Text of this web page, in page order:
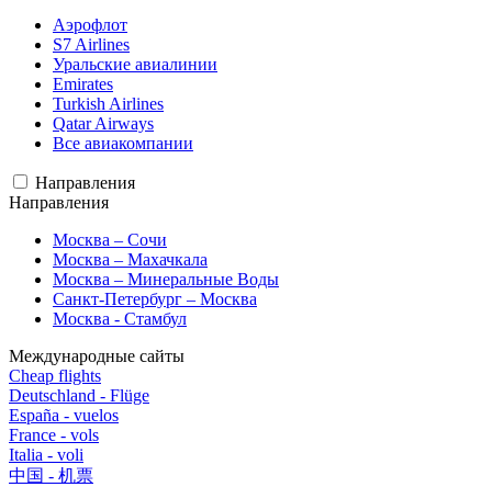
Аэрофлот
S7 Airlines
Уральские авиалинии
Emirates
Turkish Airlines
Qatar Airways
Все авиакомпании
Направления
Направления
Москва – Сочи
Москва – Махачкала
Москва – Минеральные Воды
Санкт-Петербург – Москва
Москва - Стамбул
Международные сайты
Cheap flights
Deutschland - Flüge
España - vuelos
France - vols
Italia - voli
中国 - 机票